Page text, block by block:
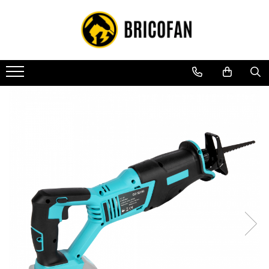
Toate Produsele
Vehicule electrice
Atv
Piese de schimb vehicule electrice
Scutere electrice
Scutere pe benzina
Tricicluri cargo fara permis
Tricicluri persoane
Trotinete electrice